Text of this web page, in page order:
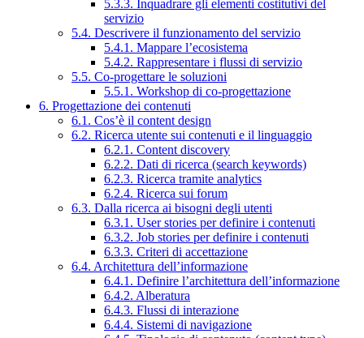
5.3.3. Inquadrare gli elementi costitutivi del
servizio
5.4. Descrivere il funzionamento del servizio
5.4.1. Mappare l’ecosistema
5.4.2. Rappresentare i flussi di servizio
5.5. Co-progettare le soluzioni
5.5.1. Workshop di co-progettazione
6. Progettazione dei contenuti
6.1. Cos’è il content design
6.2. Ricerca utente sui contenuti e il linguaggio
6.2.1. Content discovery
6.2.2. Dati di ricerca (search keywords)
6.2.3. Ricerca tramite analytics
6.2.4. Ricerca sui forum
6.3. Dalla ricerca ai bisogni degli utenti
6.3.1. User stories per definire i contenuti
6.3.2. Job stories per definire i contenuti
6.3.3. Criteri di accettazione
6.4. Architettura dell’informazione
6.4.1. Definire l’architettura dell’informazione
6.4.2. Alberatura
6.4.3. Flussi di interazione
6.4.4. Sistemi di navigazione